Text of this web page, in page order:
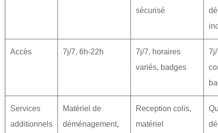
sécurisé
Accès 7j/7, 6h-22h
7j/7, horaires
variés, badges
Services
additionnels
Matériel de
déménagement,
Reception colis,
matériel